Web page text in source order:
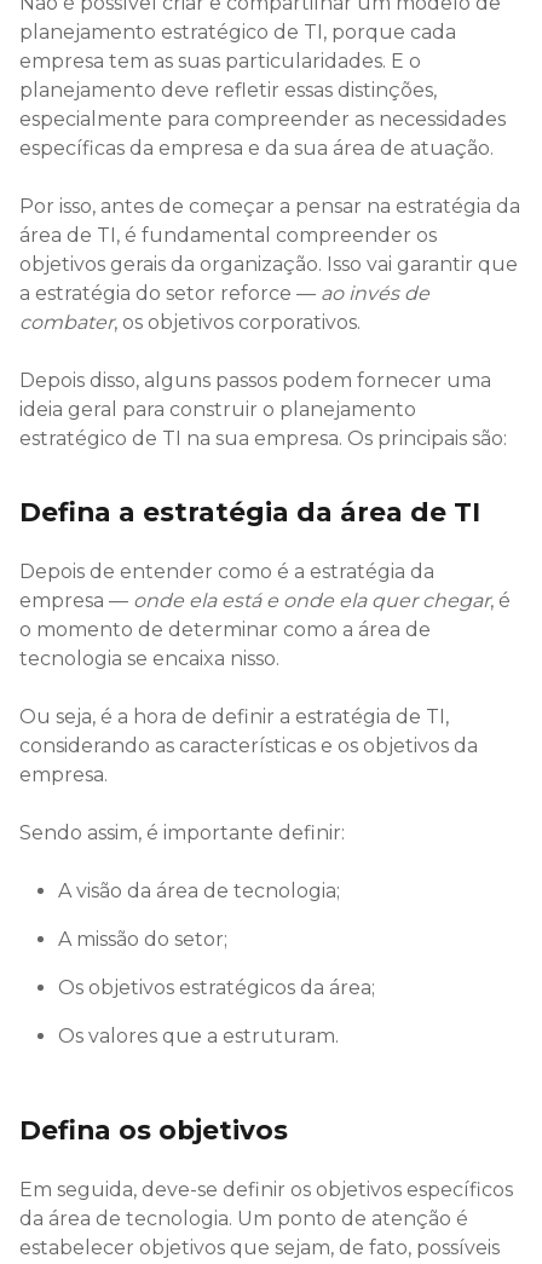
planejamento estratégico de TI, porque cada
empresa tem as suas particularidades. E o
planejamento deve refletir essas distinções,
especialmente para compreender as necessidades
específicas da empresa e da sua área de atuação.
Por isso, antes de começar a pensar na estratégia da
área de TI, é fundamental compreender os
objetivos gerais da organização. Isso vai garantir que
a estratégia do setor reforce — ao invés de
combater, os objetivos corporativos.
Depois disso, alguns passos podem fornecer uma
ideia geral para construir o planejamento
estratégico de TI na sua empresa. Os principais são:
Defina a estratégia da área de TI
Depois de entender como é a estratégia da
empresa — onde ela está e onde ela quer chegar, é
o momento de determinar como a área de
tecnologia se encaixa nisso.
Ou seja, é a hora de definir a estratégia de TI,
considerando as características e os objetivos da
empresa.
Sendo assim, é importante definir:
A visão da área de tecnologia;
A missão do setor;
Os objetivos estratégicos da área;
Os valores que a estruturam.
Defina os objetivos
Em seguida, deve-se definir os objetivos específicos
da área de tecnologia. Um ponto de atenção é
estabelecer objetivos que sejam, de fato, possíveis